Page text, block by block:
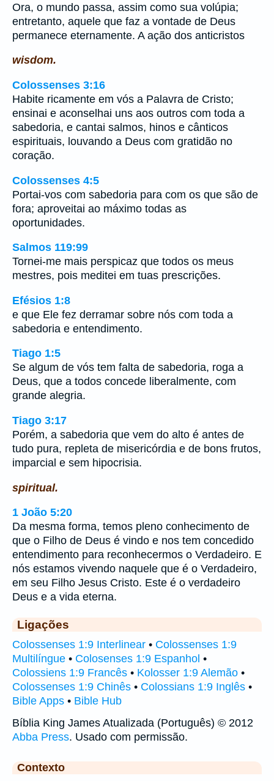
Ora, o mundo passa, assim como sua volúpia;
entretanto, aquele que faz a vontade de Deus
permanece eternamente. A ação dos anticristos
wisdom.
Colossenses 3:16
Habite ricamente em vós a Palavra de Cristo;
ensinai e aconselhai uns aos outros com toda a
sabedoria, e cantai salmos, hinos e cânticos
espirituais, louvando a Deus com gratidão no
coração.
Colossenses 4:5
Portai-vos com sabedoria para com os que são de
fora; aproveitai ao máximo todas as
oportunidades.
Salmos 119:99
Tornei-me mais perspicaz que todos os meus
mestres, pois meditei em tuas prescrições.
Efésios 1:8
e que Ele fez derramar sobre nós com toda a
sabedoria e entendimento.
Tiago 1:5
Se algum de vós tem falta de sabedoria, roga a
Deus, que a todos concede liberalmente, com
grande alegria.
Tiago 3:17
Porém, a sabedoria que vem do alto é antes de
tudo pura, repleta de misericórdia e de bons frutos,
imparcial e sem hipocrisia.
spiritual.
1 João 5:20
Da mesma forma, temos pleno conhecimento de
que o Filho de Deus é vindo e nos tem concedido
entendimento para reconhecermos o Verdadeiro. E
nós estamos vivendo naquele que é o Verdadeiro,
em seu Filho Jesus Cristo. Este é o verdadeiro
Deus e a vida eterna.
Ligações
Colossenses 1:9 Interlinear • Colossenses 1:9
Multilíngue • Colosenses 1:9 Espanhol •
Colossiens 1:9 Francês • Kolosser 1:9 Alemão •
Colossenses 1:9 Chinês • Colossians 1:9 Inglês •
Bible Apps • Bible Hub
Bíblia King James Atualizada (Português) © 2012
Abba Press. Usado com permissão.
Contexto